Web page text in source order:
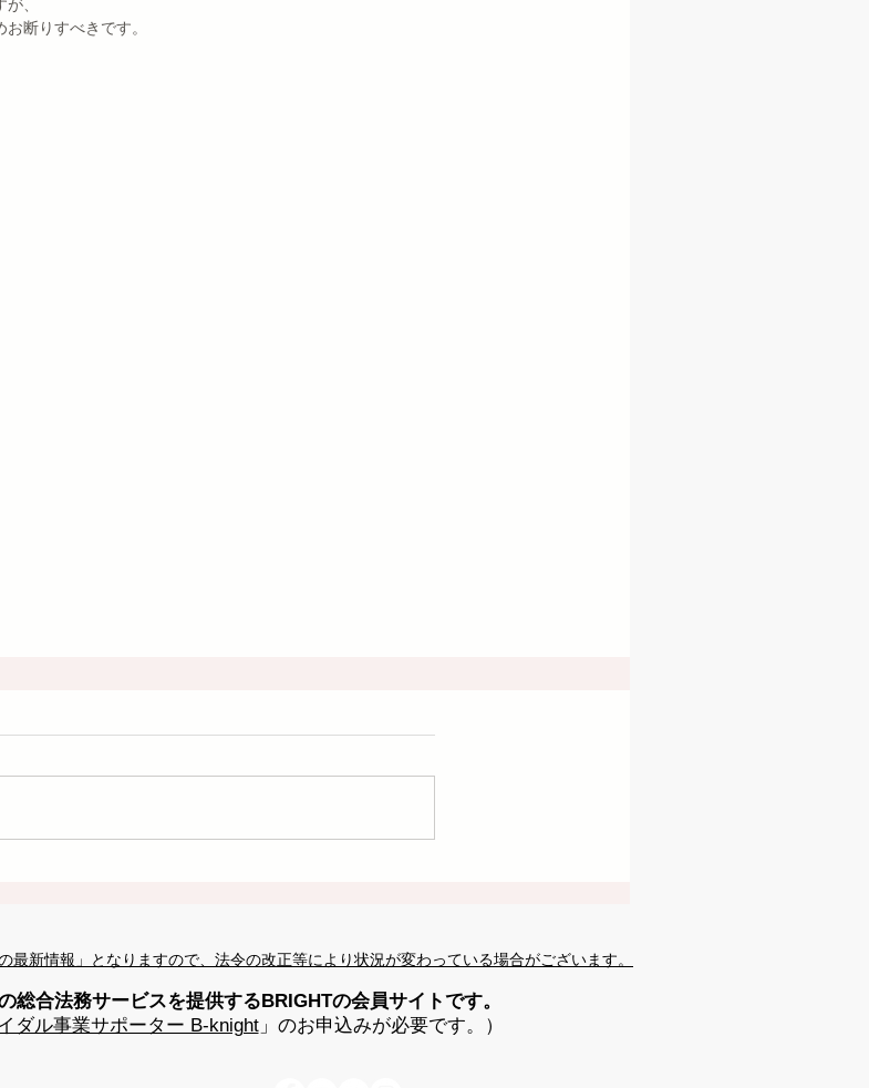
、
断りすべきです。
新情報」となりますので、法令の改正等により状況が変わっている場合がございます。
総合法務サービスを提供するBRIGHTの会員サイトです。
ダル事業サポーター B-knight」のお申込みが必要です。）